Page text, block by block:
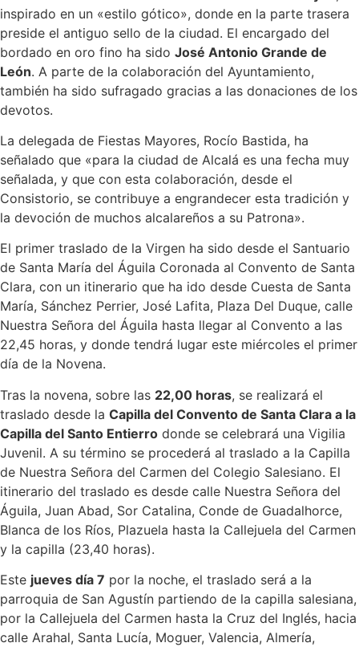
inspirado en un «estilo gótico», donde en la parte trasera
preside el antiguo sello de la ciudad. El encargado del
bordado en oro fino ha sido José Antonio Grande de
León. A parte de la colaboración del Ayuntamiento,
también ha sido sufragado gracias a las donaciones de los
devotos.
La delegada de Fiestas Mayores, Rocío Bastida, ha
señalado que «para la ciudad de Alcalá es una fecha muy
señalada, y que con esta colaboración, desde el
Consistorio, se contribuye a engrandecer esta tradición y
la devoción de muchos alcalareños a su Patrona».
El primer traslado de la Virgen ha sido desde el Santuario
de Santa María del Águila Coronada al Convento de Santa
Clara, con un itinerario que ha ido desde Cuesta de Santa
María, Sánchez Perrier, José Lafita, Plaza Del Duque, calle
Nuestra Señora del Águila hasta llegar al Convento a las
22,45 horas, y donde tendrá lugar este miércoles el primer
día de la Novena.
Tras la novena, sobre las 22,00 horas, se realizará el
traslado desde la Capilla del Convento de Santa Clara a la
Capilla del Santo Entierro donde se celebrará una Vigilia
Juvenil. A su término se procederá al traslado a la Capilla
de Nuestra Señora del Carmen del Colegio Salesiano. El
itinerario del traslado es desde calle Nuestra Señora del
Águila, Juan Abad, Sor Catalina, Conde de Guadalhorce,
Blanca de los Ríos, Plazuela hasta la Callejuela del Carmen
y la capilla (23,40 horas).
Este jueves día 7 por la noche, el traslado será a la
parroquia de San Agustín partiendo de la capilla salesiana,
por la Callejuela del Carmen hasta la Cruz del Inglés, hacia
calle Arahal, Santa Lucía, Moguer, Valencia, Almería,